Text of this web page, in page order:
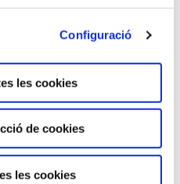
Configuració
les cookies
de cookies
les cookies